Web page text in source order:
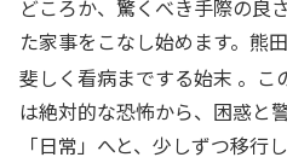
どころか、驚くべき手際の良
た家事をこなし始めます。熊
斐しく看病までする始末 。こ
は絶対的な恐怖から、困惑と
「日常」へと、少しずつ移行